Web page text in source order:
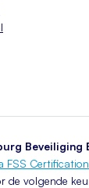
Beveiliging
FSS Certification
de volgende